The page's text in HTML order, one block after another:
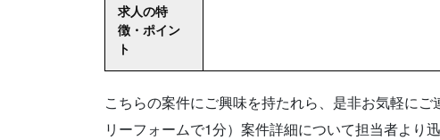
求人の特
徴・ポイン
ト
こちらの案件にご興味を持たれら、是非お気軽に
リーフォームで1分）案件詳細について担当者より